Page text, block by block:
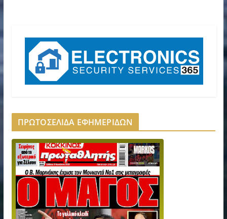
ΠΡΩΤΟΣΕΛΙΔΑ ΕΦΗΜΕΡΙΔΩΝ